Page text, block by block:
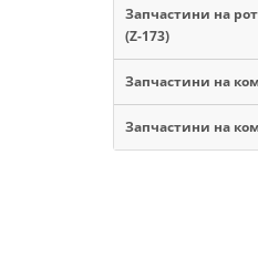
Запчастини на
(Z-173)
Запчастини на
Запчастини на